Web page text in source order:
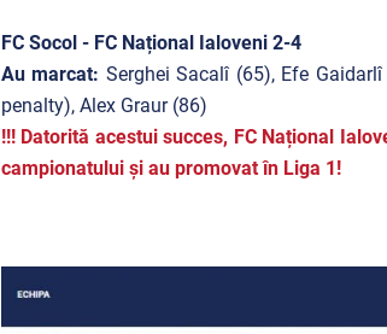
FC Socol - FC Național Ialoveni 2-4
Au marcat: Serghei Sacalî (65), Efe
penalty), Alex Graur (86)
!!! Datorită acestui succes, FC Național
campionatului și au promovat în Liga 1!